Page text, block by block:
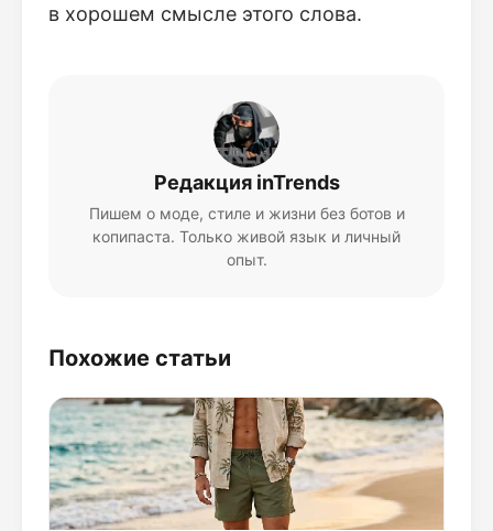
в хорошем смысле этого слова.
Редакция inTrends
Пишем о моде, стиле и жизни без ботов и
копипаста. Только живой язык и личный
опыт.
Похожие статьи